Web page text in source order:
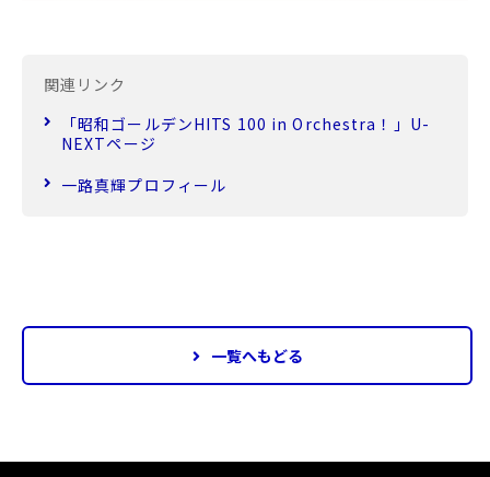
関連リンク
「昭和ゴールデンHITS 100 in Orchestra！」U-
NEXTページ
一路真輝プロフィール
一覧へもどる